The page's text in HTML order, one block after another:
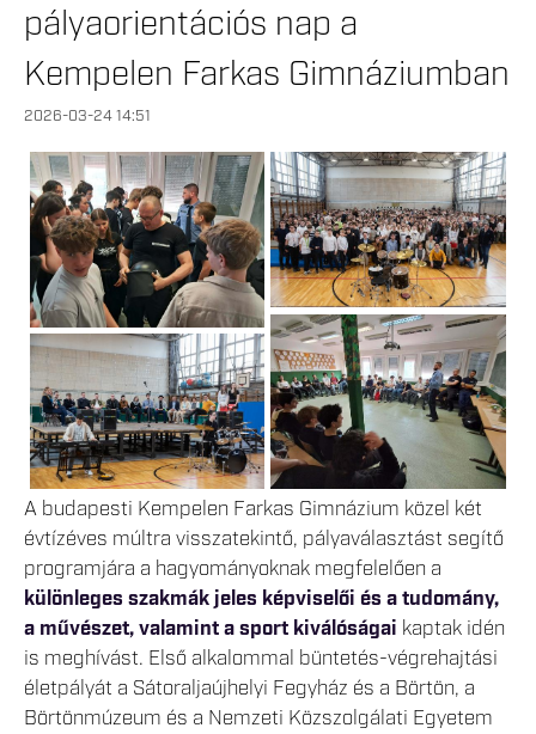
pályaorientációs nap a
Kempelen Farkas Gimnáziumban
2026-03-24 14:51
A budapesti Kempelen Farkas Gimnázium közel két
évtízéves múltra visszatekintő, pályaválasztást segítő
programjára a hagyományoknak megfelelően a
különleges szakmák jeles képviselői és a tudomány,
a művészet, valamint a sport kiválóságai kaptak idén
is meghívást. Első alkalommal büntetés-végrehajtási
életpályát a Sátoraljaújhelyi Fegyház és a Börtön, a
Börtönmúzeum és a Nemzeti Közszolgálati Egyetem